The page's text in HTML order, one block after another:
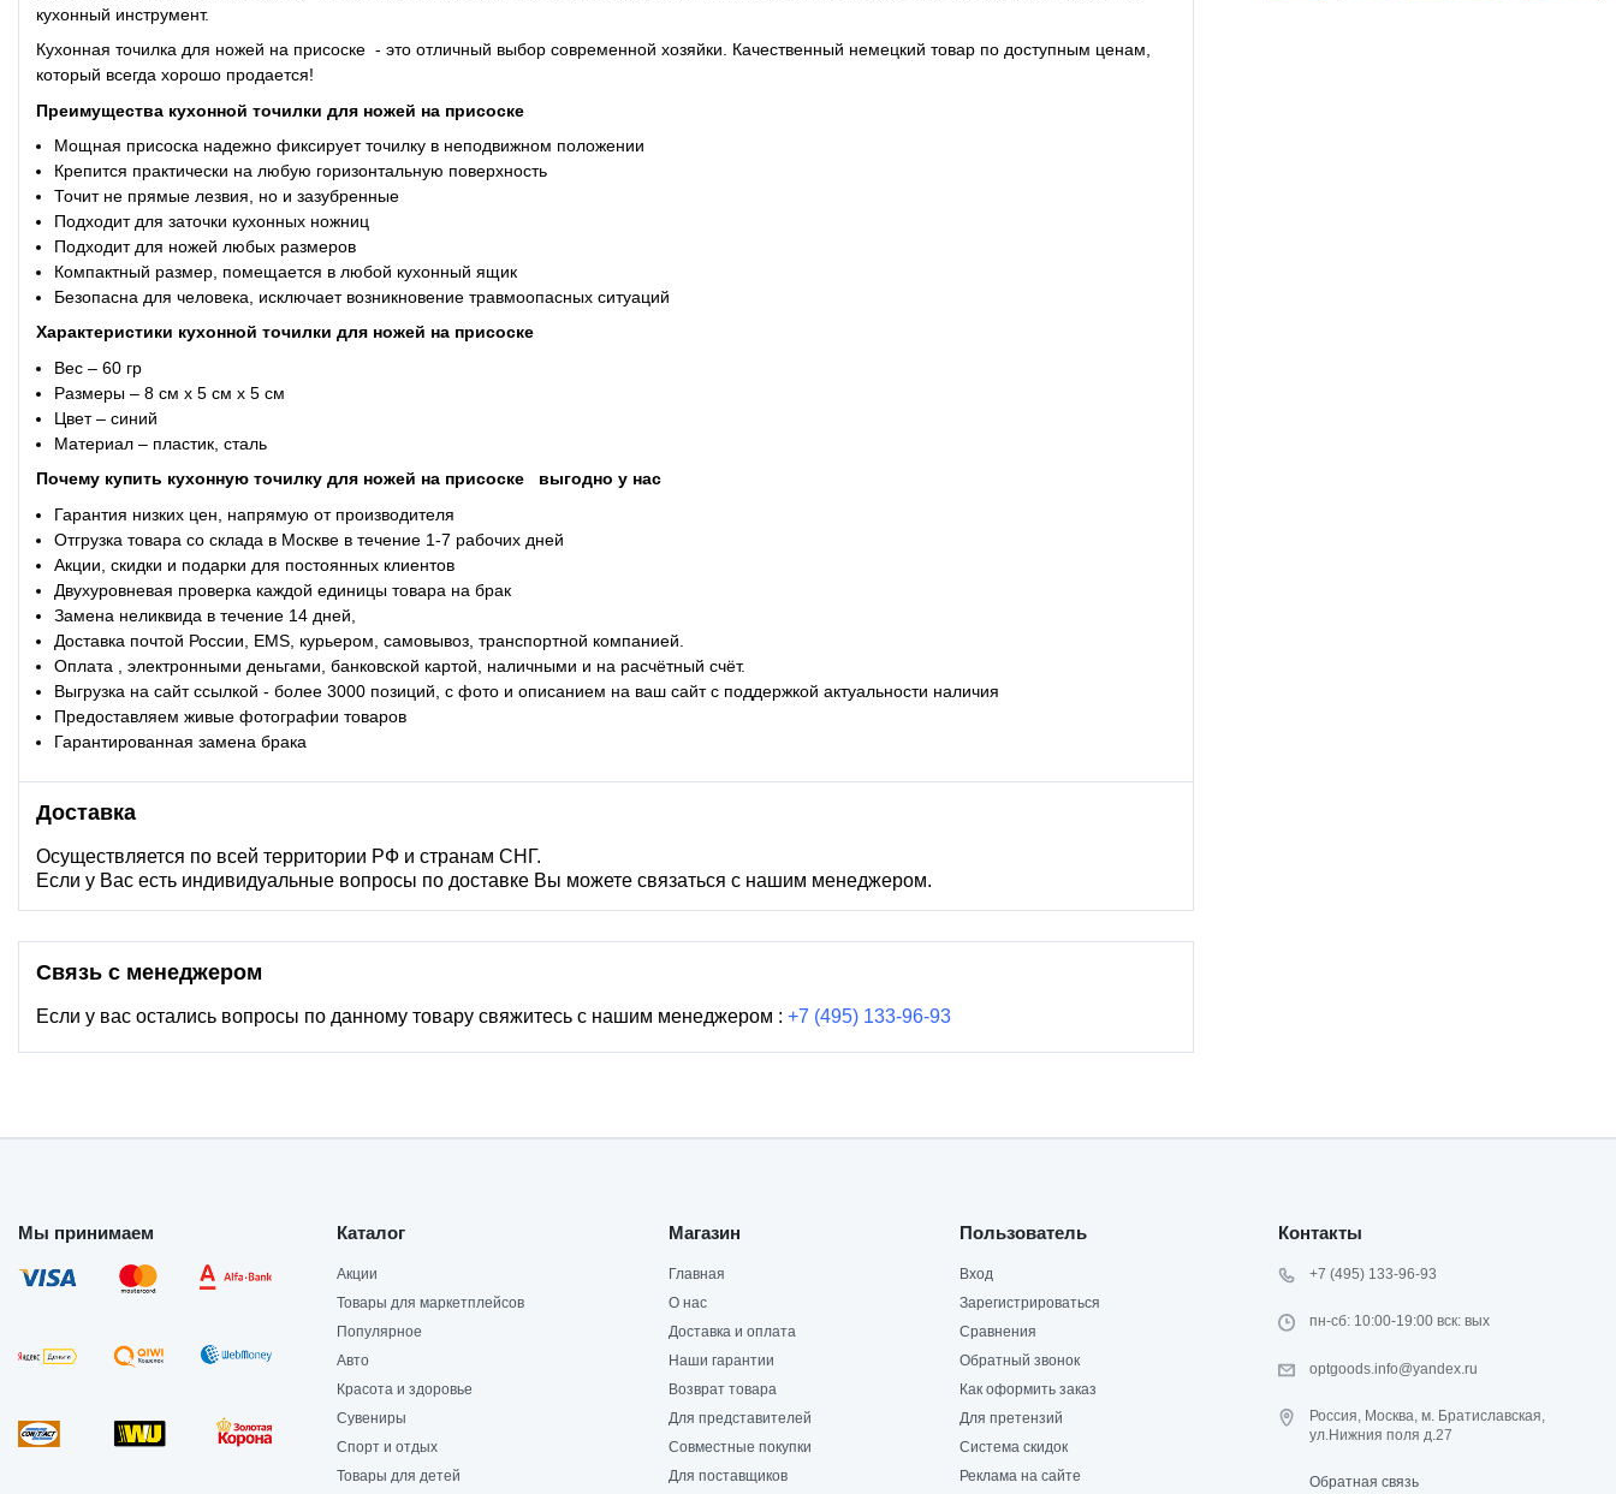
кухонный инструмент.
Кухонная точилка для ножей на присоске - это отличный выбор современной хозяйки. Качественный немецкий товар по доступным ценам,
который всегда хорошо продается!
Преимущества кухонной точилки для ножей на присоске
Мощная присоска надежно фиксирует точилку в неподвижном положении
Крепится практически на любую горизонтальную поверхность
Точит не прямые лезвия, но и зазубренные
Подходит для заточки кухонных ножниц
Подходит для ножей любых размеров
Компактный размер, помещается в любой кухонный ящик
Безопасна для человека, исключает возникновение травмоопасных ситуаций
Характеристики кухонной точилки для ножей на присоске
Вес – 60 гр
Размеры – 8 см х 5 см х 5 см
Цвет – синий
Материал – пластик, сталь
Почему купить кухонную точилку для ножей на присоске
выгодно у нас
Гарантия низких цен, напрямую от производителя
Отгрузка товара со склада в Москве в течение 1-7 рабочих дней
Акции, скидки и подарки для постоянных клиентов
Двухуровневая проверка каждой единицы товара на брак
Замена неликвида в течение 14 дней,
Доставка почтой России, EMS, курьером, самовывоз, транспортной компанией.
Оплата , электронными деньгами, банковской картой, наличными и на расчётный счёт.
Выгрузка на сайт ссылкой - более 3000 позиций, с фото и описанием на ваш сайт с поддержкой актуальности наличия
Предоставляем живые фотографии товаров
Гарантированная замена брака
Доставка
Осуществляется по всей территории РФ и странам СНГ.
Если у Вас есть индивидуальные вопросы по доставке Вы можете связаться с нашим менеджером.
Связь с менеджером
Если у вас остались вопросы по данному товару свяжитесь с нашим менеджером : +7 (495) 133-96-93
Мы принимаем Каталог
Акции
Товары для маркетплейсов
Популярное
Авто
Красота и здоровье
Сувениры
Спорт и отдых
Товары для детей
Магазин
Главная
О нас
Доставка и оплата
Наши гарантии
Возврат товара
Для представителей
Совместные покупки
Для поставщиков
Пользователь
Вход
Зарегистрироваться
Сравнения
Обратный звонок
Как оформить заказ
Для претензий
Система скидок
Реклама на сайте
Контакты
+7 (495) 133-96-93
пн-сб: 10:00-19:00 вск: вых
optgoods.info@yandex.ru
Россия, Москва, м. Братиславская,
ул.Нижния поля д.27
Обратная связь